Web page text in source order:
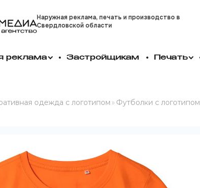
Наружная реклама, печать и производство в
Свердловской области
реклама Застройщикам Печать
одежда с логотипом » Футболки с логотипом